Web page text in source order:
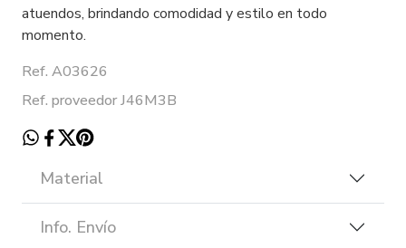
atuendos, brindando comodidad y estilo en todo
momento.
Ref. A03626
Ref. proveedor J46M3B
Material
Info. Envío